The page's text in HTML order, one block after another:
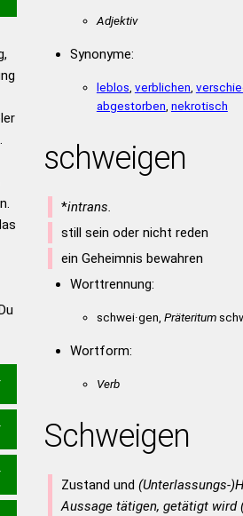
Adjektiv
Synonyme:
leblos verblichen
abgestorben nekrotisch
schweigen
*intrans.
still sein oder nicht reden
ein Geheimnis bewahren
Worttrennung:
schwei·gen, Präteritum
Wortform:
Verb
Schweigen
Zustand und (Unterlassungs-
Aussage tätigen, getätigt wird